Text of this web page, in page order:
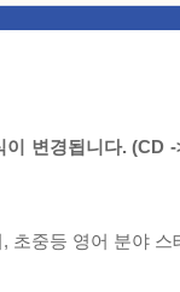
변경됩니다. (CD -
초중등 영어 분야